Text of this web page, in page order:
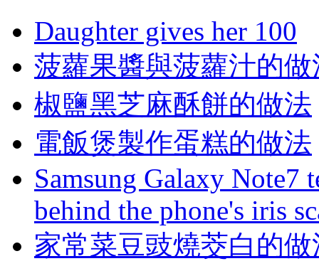
Daughter gives her 100
菠蘿果醬與菠蘿汁的做
椒鹽黑芝麻酥餅的做法
電飯煲製作蛋糕的做法
Samsung Galaxy Note7
behind the phone's iris
家常菜豆豉燒茭白的做